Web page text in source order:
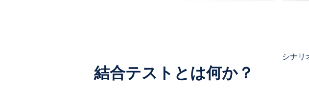
シナリ
結合テストとは何か？